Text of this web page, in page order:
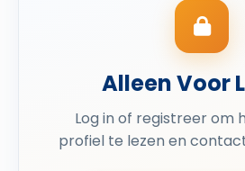
Alleen Voor
Log in of registreer om
profiel te lezen en